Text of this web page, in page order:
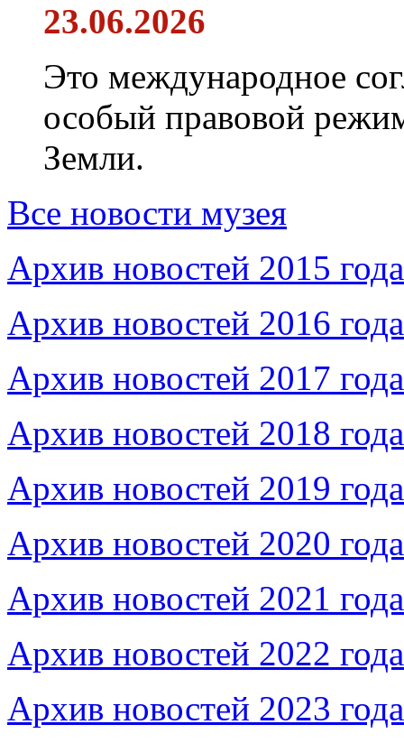
23.06.2026
Это международное
особый правовой
Земли.
Все новости музея
Архив новостей 2015 года
Архив новостей 2016 года
Архив новостей 2017 года
Архив новостей 2018 года
Архив новостей 2019 года
Архив новостей 2020 года
Архив новостей 2021 года
Архив новостей 2022 года
Архив новостей 2023 года